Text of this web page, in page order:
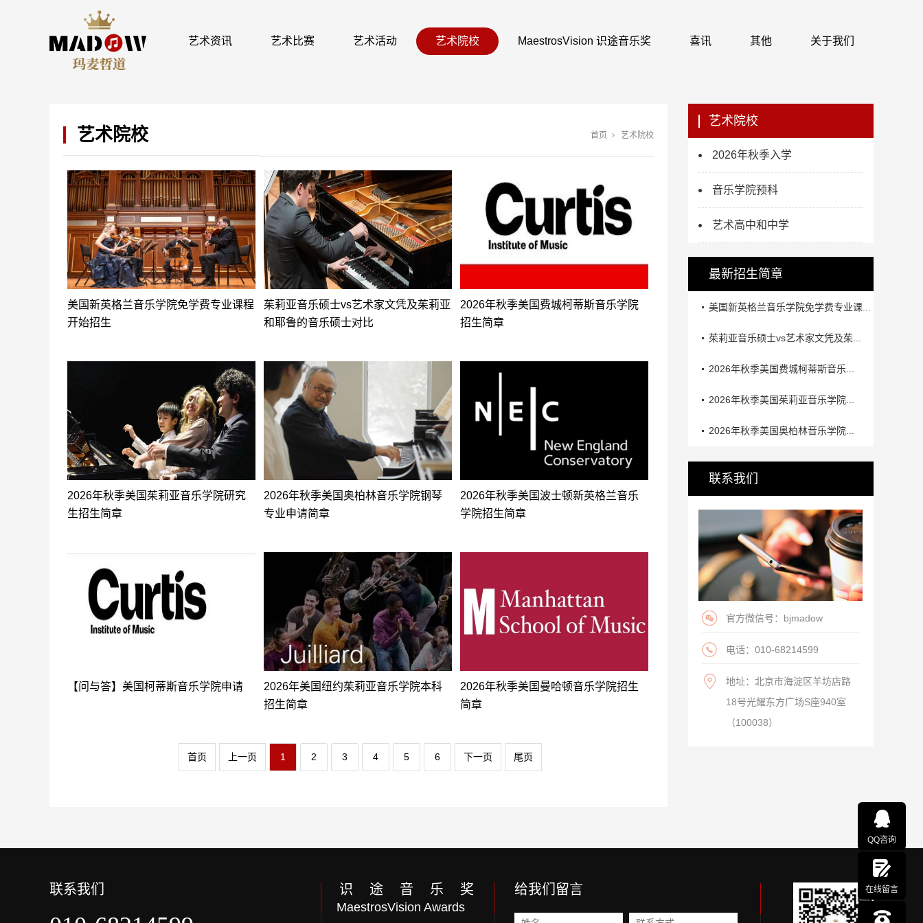
艺术资讯 艺术比赛 艺术活动 艺术院校 MaestrosVision 识途音乐奖 喜讯 其他 关于我们
艺术院校 首页 艺术院校
美国新英格兰音乐学院免学费专业课程
开始招生
茱莉亚音乐硕士vs艺术家文凭及茱莉亚
和耶鲁的音乐硕士对比
2026年秋季美国费城柯蒂斯音乐学院
招生简章
2026年秋季美国茱莉亚音乐学院研究
生招生简章
2026年秋季美国奥柏林音乐学院钢琴
专业申请简章
2026年秋季美国波士顿新英格兰音乐
学院招生简章
【问与答】美国柯蒂斯音乐学院申请
2026年美国纽约茱莉亚音乐学院本科
招生简章
2026年秋季美国曼哈顿音乐学院招生
简章
首页 上一页 1 2 3 4 5 6 下一页 尾页
艺术院校
2026年秋季入学
音乐学院预科
艺术高中和中学
最新招生简章
美国新英格兰音乐学院免学费专业课...
茱莉亚音乐硕士vs艺术家文凭及茱...
2026年秋季美国费城柯蒂斯音乐...
2026年秋季美国茱莉亚音乐学院...
2026年秋季美国奥柏林音乐学院...
联系我们
官方微信号：bjmadow
电话：010-68214599
地址：北京市海淀区羊坊店路
18号光耀东方广场S座940室
（100038）
联系我们 识 途 音 乐 奖
MaestrosVision Awards
给我们留言
QQ咨询
在线留言